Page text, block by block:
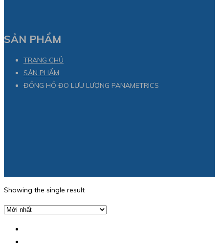
SẢN PHẨM
TRANG CHỦ
SẢN PHẨM
ĐỒNG HỒ ĐO LƯU LƯỢNG PANAMETRICS
Showing the single result